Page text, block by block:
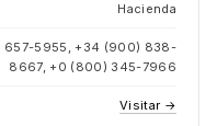
Hacienda
657-5955, +34 (900) 838-
8667, +0 (800) 345-7966
Visitar →